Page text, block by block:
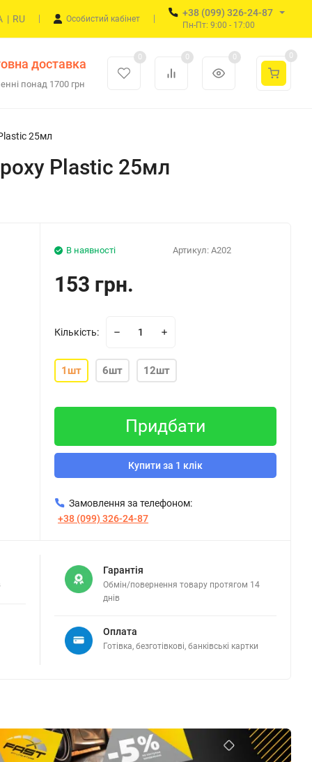
| RU Особистий кабінет
+38 (099) 326-24-87
Пн-Пт: 9:00 - 17:00
доставка
понад 1700 грн
0 0 0 0
25мл
Plastic 25мл
Артикул: A202
В наявності
153 грн.
Кількість:
1шт 6шт 12шт
Придбати
Купити за 1 клік
Замовлення за телефоном:
+38 (099) 326-24-87
Гарантія
Обмін/повернення товару протягом 14
днів
Оплата
Готівка, безготівкові, банківські картки